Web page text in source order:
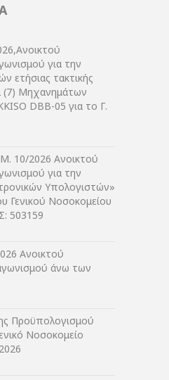
για την
ετήσιας τακτικής
(7) Μηχανημάτων
DBB-05 για το Γ.
10/2026 Ανοικτού
για την
Υπολογιστών»
Γενικού Νοσοκομείου
503159
Ανοικτού
άνω των
Προϋπολογισμού
Νοσοκομείο